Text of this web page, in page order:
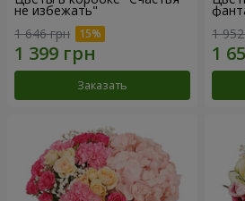
не избежать"
1 646 грн
Заказать
1